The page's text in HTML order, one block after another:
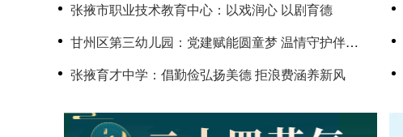
心
张掖市职业技术教育中心：以戏润心 以剧育德
甘州区第三幼儿园：党建赋能圆童梦 温情守护伴成
长
张掖育才中学：倡勤俭弘扬美德 拒浪费涵养新风